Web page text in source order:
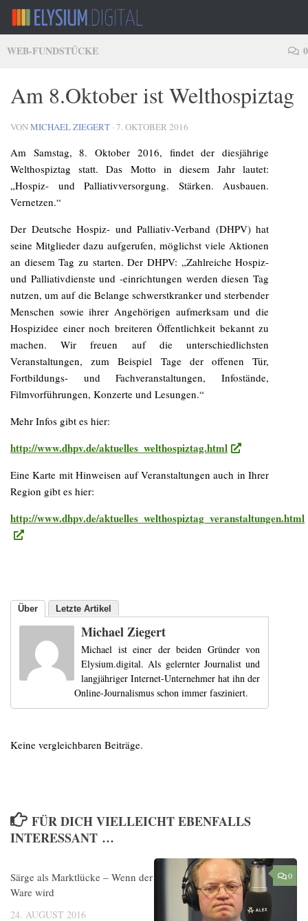
Zum Inhalt springen
WEB-FUNDSTÜCKE 0
Am 8.Oktober ist Welthospiztag
VONMICHAEL ZIEGERT · 7. OKTOBER 2016
Am Samstag, 8. Oktober 2016, findet der diesjährige
Welthospiztag statt. Das Motto in diesem Jahr lautet:
„Hospiz- und Palliativversorgung. Stärken. Ausbauen.
Vernetzen.“
Der Deutsche Hospiz- und Palliativ-Verband (DHPV) hat
seine Mitglieder dazu aufgerufen, möglichst viele Aktionen
an diesem Tag zu starten. Der DHPV: „Zahlreiche Hospiz-
und Palliativdienste und -einrichtungen werden diesen Tag
nutzen, um auf die Belange schwerstkranker und sterbender
Menschen sowie ihrer Angehörigen aufmerksam und die
Hospizidee einer noch breiteren Öffentlichkeit bekannt zu
machen. Wir freuen auf die unterschiedlichsten
Veranstaltungen, zum Beispiel Tage der offenen Tür,
Fortbildungs- und Fachveranstaltungen, Infostände,
Filmvorführungen, Konzerte und Lesungen.“
Mehr Infos gibt es hier:
http://www.dhpv.de/aktuelles_welthospiztag.html
Eine Karte mit Hinweisen auf Veranstaltungen auch in Ihrer
Region gibt es hier:
http://www.dhpv.de/aktuelles_welthospiztag_veranstaltungen.html
Über Letzte Artikel
Michael Ziegert
Michael ist einer der beiden Gründer von
Elysium.digital. Als gelernter Journalist und
langjähriger Internet-Unternehmer hat ihn der
Online-Journalismus schon immer fasziniert.
Keine vergleichbaren Beiträge.
FÜR DICH VIELLEICHT EBENFALLS
INTERESSANT …
0
Särge als Marktlücke – Wenn der Tod zur
Ware wird
24. AUGUST 2016
0